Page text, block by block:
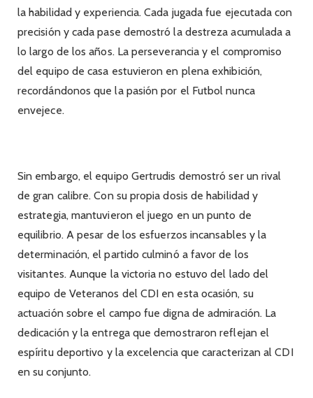
la habilidad y experiencia. Cada jugada fue ejecutada con
precisión y cada pase demostró la destreza acumulada a
lo largo de los años. La perseverancia y el compromiso
del equipo de casa estuvieron en plena exhibición,
recordándonos que la pasión por el Futbol nunca
envejece.
Sin embargo, el equipo Gertrudis demostró ser un rival
de gran calibre. Con su propia dosis de habilidad y
estrategia, mantuvieron el juego en un punto de
equilibrio. A pesar de los esfuerzos incansables y la
determinación, el partido culminó a favor de los
visitantes. Aunque la victoria no estuvo del lado del
equipo de Veteranos del CDI en esta ocasión, su
actuación sobre el campo fue digna de admiración. La
dedicación y la entrega que demostraron reflejan el
espíritu deportivo y la excelencia que caracterizan al CDI
en su conjunto.